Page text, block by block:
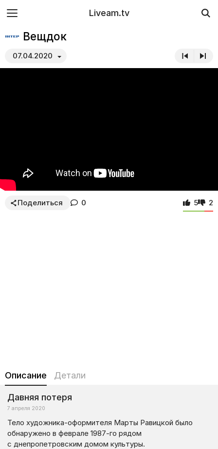
Liveam.tv
Вещдок
07.04.2020
Поделиться 0 5 2
Описание Детали
Давняя потеря
7 апреля 2020
Тело художника-оформителя Марты Равицкой было
обнаружено в феврале 1987-го рядом
с днепропетровским домом культуры.